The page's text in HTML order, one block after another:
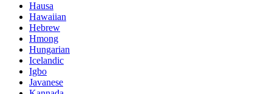
Hausa
Hawaiian
Hebrew
Hmong
Hungarian
Icelandic
Igbo
Javanese